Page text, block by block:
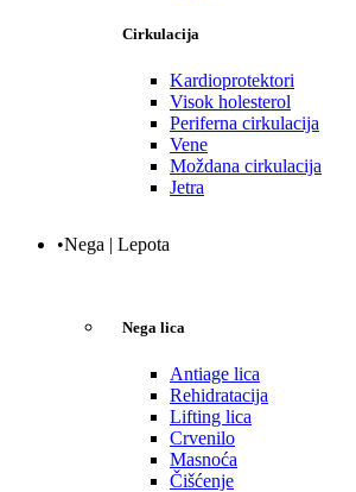
Cirkulacija
Kardioprotektori
Visok holesterol
Periferna cirkulacija
Vene
Moždana cirkulacija
Jetra
•Nega | Lepota
Nega lica
Antiage lica
Rehidratacija
Lifting lica
Crvenilo
Masnoća
Čišćenje